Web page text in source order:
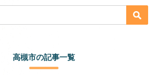
高槻市の記事一覧